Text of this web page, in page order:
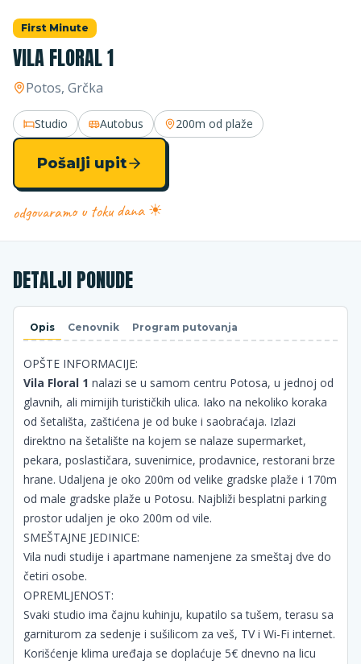
First Minute
VILA FLORAL 1
Potos, Grčka
Studio Autobus 200m od plaže
Pošalji upit
odgovaramo u toku dana ☀
DETALJI PONUDE
Opis Cenovnik Program putovanja
OPŠTE INFORMACIJE:
Vila Floral 1 nalazi se u samom centru Potosa, u jednoj od
glavnih, ali mirnijih turističkih ulica. Iako na nekoliko koraka
od šetališta, zaštićena je od buke i saobraćaja. Izlazi
direktno na šetalište na kojem se nalaze supermarket,
pekara, poslastičara, suvenirnice, prodavnice, restorani brze
hrane. Udaljena je oko 200m od velike gradske plaže i 170m
od male gradske plaže u Potosu. Najbliži besplatni parking
prostor udaljen je oko 200m od vile.
SMEŠTAJNE JEDINICE:
Vila nudi studije i apartmane namenjene za smeštaj dve do
četiri osobe.
OPREMLJENOST:
Svaki studio ima čajnu kuhinju, kupatilo sa tušem, terasu sa
garniturom za sedenje i sušilicom za veš, TV i Wi-Fi internet.
Korišćenje klima uređaja se doplaćuje 5€ dnevno na licu